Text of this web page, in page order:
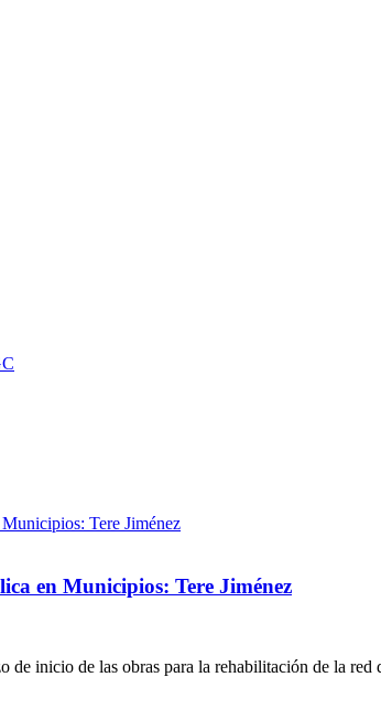
en Municipios: Tere Jiménez
de inicio de las obras para la rehabilitación de la